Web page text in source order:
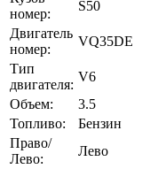
номер:
S50
Двигатель
номер:
VQ35DE
Тип
двигателя:
V6
Объем:
3.5
Топливо:
Бензин
Право/
Лево:
Лево